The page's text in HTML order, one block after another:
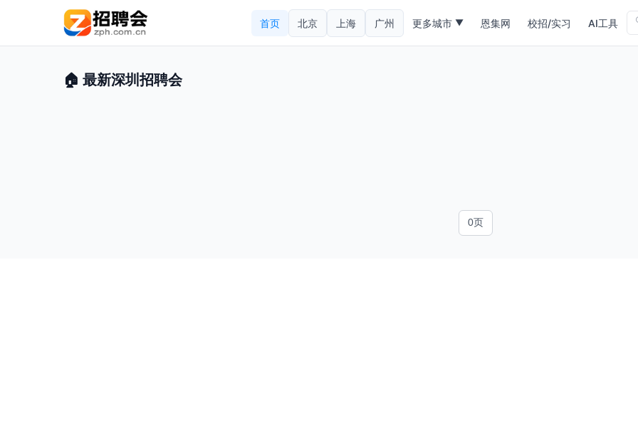
首页 北京 上海 广州 更多城市 ▼ 恩集网 校招/实习 AI工具
🏠 最新深圳招聘会
0页